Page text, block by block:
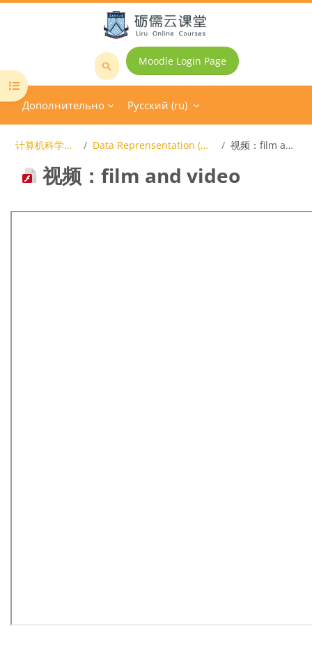
Перейти к основному содержанию
Поиск
Moodle Login Page
Дополнительно Русский ‎(ru)‎
Открыть оглавление курса
计算机科学技术导论 Data Reprensentation (数据表示方法） 视频：film and video
视频：film and video